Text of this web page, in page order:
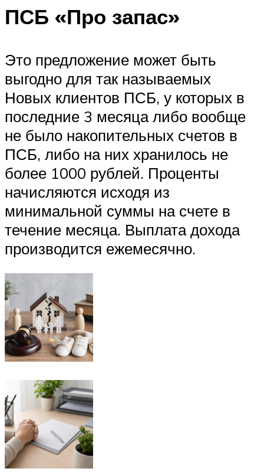
ПСБ «Про запас»
Это предложение может быть
выгодно для так называемых
Новых клиентов ПСБ, у которых в
последние 3 месяца либо вообще
не было накопительных счетов в
ПСБ, либо на них хранилось не
более 1000 рублей. Проценты
начисляются исходя из
минимальной суммы на счете в
течение месяца. Выплата дохода
производится ежемесячно.